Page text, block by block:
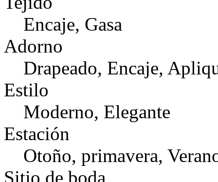
Encaje, Gasa
Adorno
Drapeado, Encaje,
Estilo
Moderno, Elegante
Estación
Otoño, primavera,
Sitio de boda